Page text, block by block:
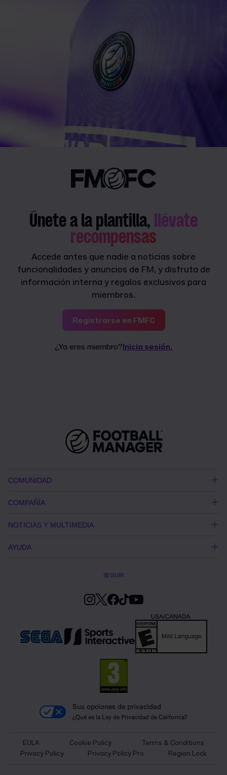
Únete a la plantilla, llévate
recompensas
Accede antes que nadie a noticias sobre
funcionalidades y anuncios de FM, y disfruta de
información interna y regalos exclusivos para
miembros.
Registrarse en FMFC
¿Ya eres miembro?Inicia sesión.
COMUNIDAD
COMPAÑÍA
NOTICIAS Y MULTIMEDIA
AYUDA
SEGUIR
Sus opciones de privacidad
¿Qué es la Ley de Privacidad de California?
EULA Cookie Policy
Terms & Conditions
Privacy Policy
Privacy Policy Pro Region Lock